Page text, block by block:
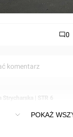
0
komentarz
Strycharska | STR 6
POKAŻ